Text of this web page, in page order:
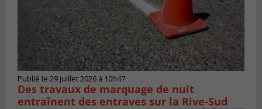
Publié le 29 juillet 2026 à 10h47
Des travaux de marquage de nuit
entraînent des entraves sur la Rive-Sud